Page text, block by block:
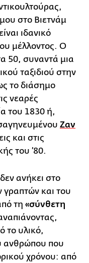
στο Βιετνάμ
ιδανικό
μέλλοντος. Ο
50, συναντά μια
ταξιδιού στην
το διάσημο
νεαρές
του 1830 ή,
Ζαν
και στις
του ’80.
ανήκει στο
γραπτών και του
τη «σύνθετη
το υλικό,
ανθρώπου που
χρόνου: από